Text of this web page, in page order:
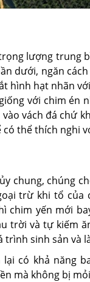
lượng trung
dưới, ngăn
hình hạt nhãn
với chim én
vách đá chứ
thể thích nghi
chung, chúng
trừ khi tổ
chim yến mới
trời và tự kiếm
sinh sản và
có khả năng
mà không bị